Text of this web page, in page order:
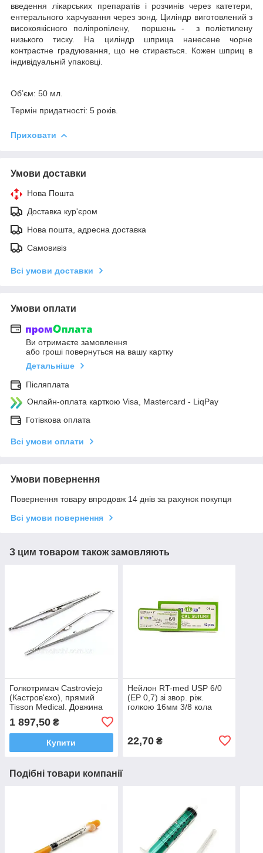
введення лікарських препаратів і розчинів через катетери,
ентерального харчування через зонд. Циліндр виготовлений з
високоякісного поліпропілену, поршень - з поліетилену
низького тиску. На циліндр шприца нанесене чорне
контрастне градуювання, що не стирається. Кожен шприц в
індивідуальній упаковці.
Об’єм: 50 мл.
Термін придатності: 5 років.
Приховати
Умови доставки
Нова Пошта
Доставка кур'єром
Нова пошта, адресна доставка
Самовивіз
Всі умови доставки
Умови оплати
Ви отримаєте замовлення
або гроші повернуться на вашу картку
Детальніше
Післяплата
Онлайн-оплата карткою Visa, Mastercard - LiqPay
Готівкова оплата
Всі умови оплати
Умови повернення
Повернення товару впродовж 14 днів за рахунок покупця
Всі умови повернення
З цим товаром також замовляють
Голкотримач Castroviejo
(Кастров'єхо), прямий
Tisson Medical. Довжина
1 897,50 ₴
Купити
Нейлон RT-med USP 6/0
(EP 0,7) зі звор. ріж.
голкою 16мм 3/8 кола
22,70₴
Подібні товари компанії